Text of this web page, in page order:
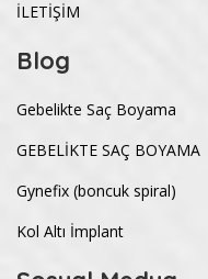
İLETİŞİM
Blog
Gebelikte Saç Boyama
GEBELİKTE SAÇ BOYAMA
Gynefix (boncuk spiral)
Kol Altı İmplant